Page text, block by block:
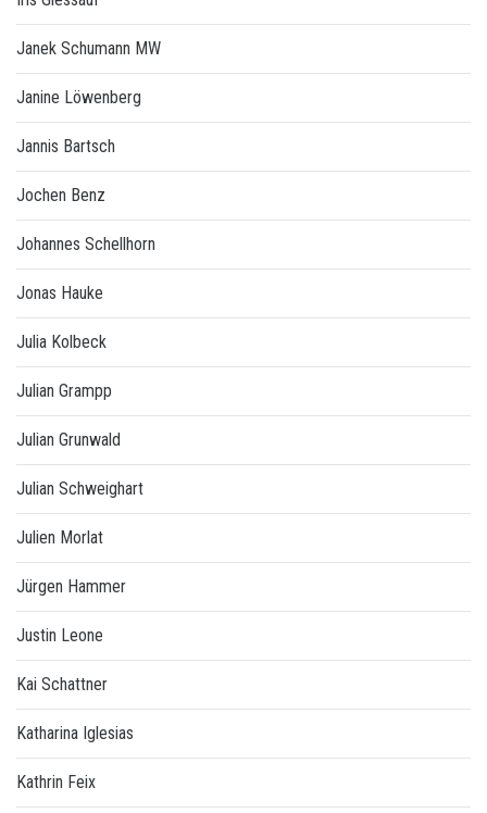
Janek Schumann MW
Janine Löwenberg
Jannis Bartsch
Jochen Benz
Johannes Schellhorn
Jonas Hauke
Julia Kolbeck
Julian Grampp
Julian Grunwald
Julian Schweighart
Julien Morlat
Jürgen Hammer
Justin Leone
Kai Schattner
Katharina Iglesias
Kathrin Feix